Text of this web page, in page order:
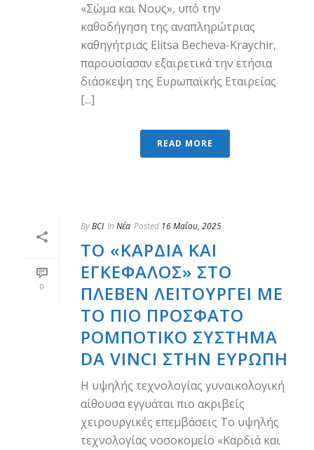
«Σώμα και Νους», υπό την
καθοδήγηση της αναπληρώτριας
καθηγήτριας Elitsa Becheva-Kraychir,
παρουσίασαν εξαιρετικά την ετήσια
διάσκεψη της Ευρωπαϊκής Εταιρείας
[...]
READ MORE
0
ByBCI In Νέα Posted 16 Μαΐου, 2025
ΤΟ «ΚΑΡΔΙΆ ΚΑΙ
ΕΓΚΈΦΑΛΟΣ» ΣΤΟ
ΠΛΈΒΕΝ ΛΕΙΤΟΥΡΓΕΊ ΜΕ
ΤΟ ΠΙΟ ΠΡΌΣΦΑΤΟ
ΡΟΜΠΟΤΙΚΌ ΣΎΣΤΗΜΑ
DA VINCI ΣΤΗΝ ΕΥΡΏΠΗ
Η υψηλής τεχνολογίας γυναικολογική
αίθουσα εγγυάται πιο ακριβείς
χειρουργικές επεμβάσεις Το υψηλής
τεχνολογίας νοσοκομείο «Καρδιά και